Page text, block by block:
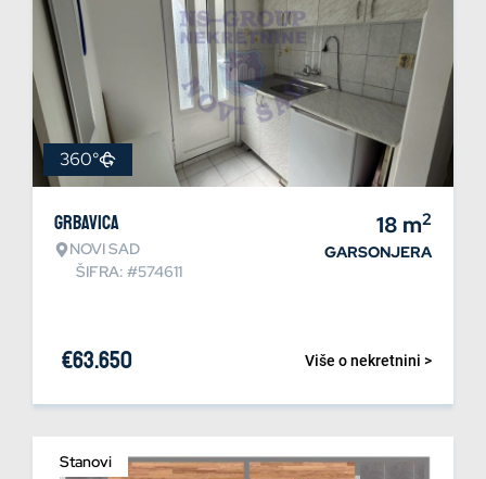
360°
Grbavica
NOVI SAD
ŠIFRA: #574611
18 m2
GARSONJERA
Više o nekretnini >
€63.650
Stanovi